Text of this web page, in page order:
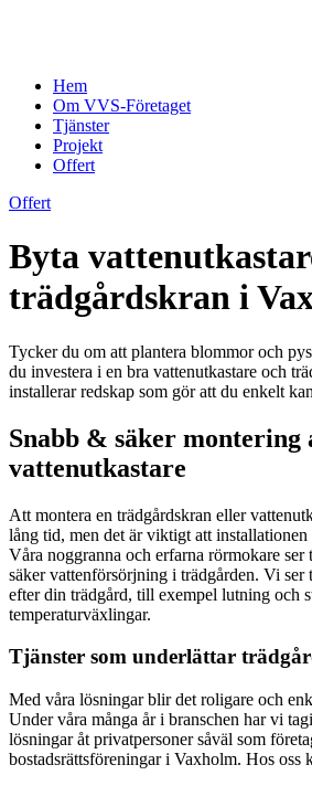
Hem
Om VVS-Företaget
Tjänster
Projekt
Offert
Offert
Byta
trädgårdskran i
Tycker du om att plantera blommor och
du investera i en bra vattenutkastare och
installerar redskap som gör att du enkelt
Snabb & säker montering
vattenutkastare
Att montera en trädgårdskran eller
lång tid, men det är viktigt att installationen
Våra noggranna och erfarna rörmokare
säker vattenförsörjning i trädgården. Vi ser
efter din trädgård, till exempel lutning och
temperaturväxlingar.
Tjänster som underlättar
Med våra lösningar blir det roligare och
Under våra många år i branschen har vi
lösningar åt privatpersoner såväl som
bostadsrättsföreningar i Vaxholm. Hos oss